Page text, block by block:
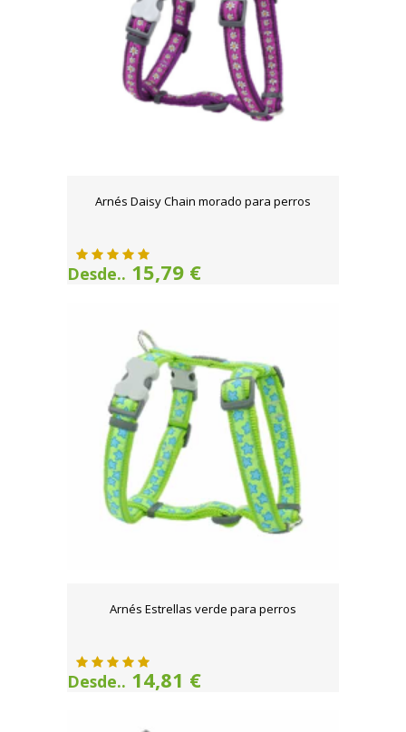
Arnés Daisy Chain morado para perros
Desde.. 15,79 €
Arnés Estrellas verde para perros
Desde.. 14,81 €